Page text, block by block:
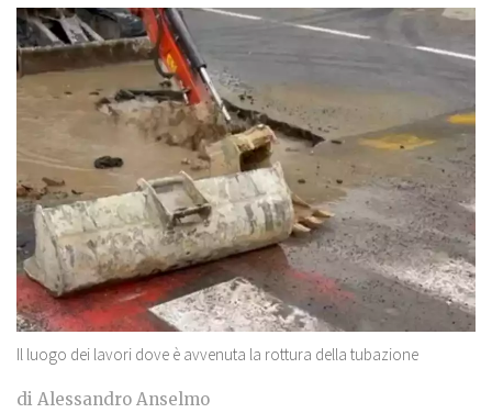
Il luogo dei lavori dove è avvenuta la rottura della tubazione
di Alessandro Anselmo